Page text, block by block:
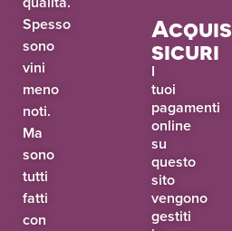
Spesso
sono
vini
meno
noti.
Ma
sono
tutti
fatti
con
sicuri
I
tuoi
pagamenti
online
su
questo
sito
vengono
gestiti